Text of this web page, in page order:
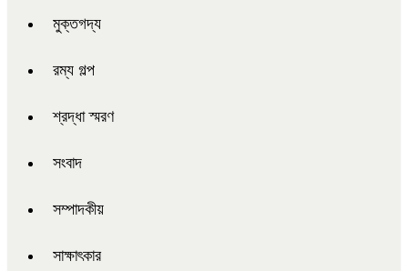
মুক্তগদ্য
রম্য গল্প
শ্রদ্ধা স্মরণ
সংবাদ
সম্পাদকীয়
সাক্ষাৎকার